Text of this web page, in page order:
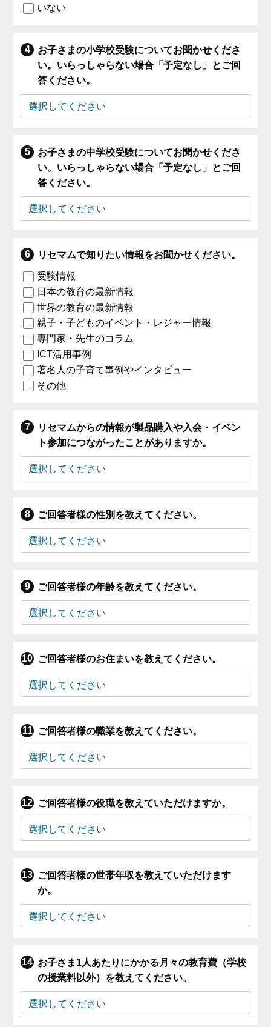
いない
お子さまの小学校受験についてお聞かせくださ
い。いらっしゃらない場合「予定なし」とご回
答ください。
お子さまの中学校受験についてお聞かせくださ
い。いらっしゃらない場合「予定なし」とご回
答ください。
リセマムで知りたい情報をお聞かせください。
受験情報
日本の教育の最新情報
世界の教育の最新情報
親子・子どものイベント・レジャー情報
専門家・先生のコラム
ICT活用事例
著名人の子育て事例やインタビュー
その他
リセマムからの情報が製品購入や入会・イベン
ト参加につながったことがありますか。
ご回答者様の性別を教えてください。
ご回答者様の年齢を教えてください。
ご回答者様のお住まいを教えてください。
ご回答者様の職業を教えてください。
ご回答者様の役職を教えていただけますか。
ご回答者様の世帯年収を教えていただけます
か。
お子さま1人あたりにかかる月々の教育費（学校
の授業料以外）を教えてください。